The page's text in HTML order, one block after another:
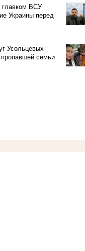
главком ВСУ
Украины перед
Усольцевых
семьи